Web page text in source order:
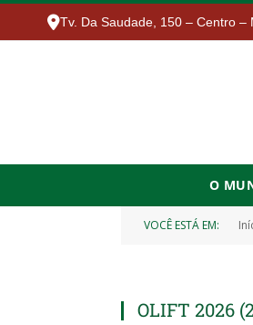
Tv. Da Saudade, 150 – Centro –
O
VOCÊ ESTÁ EM:
OLIFT 2026